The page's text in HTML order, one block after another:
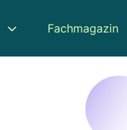
Fachmagazin